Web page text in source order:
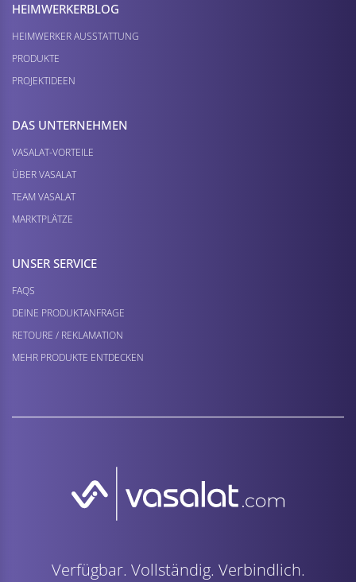
HEIMWERKER­BLOG
HEIMWERKER AUSSTATTUNG
PRODUKTE
PROJEKTIDEEN
DAS UNTERNEHMEN
VASALAT-VORTEILE
ÜBER VASALAT
TEAM VASALAT
MARKTPLÄTZE
UNSER SERVICE
FAQS
DEINE PRODUKTANFRAGE
RETOURE / REKLAMATION
MEHR PRODUKTE ENTDECKEN
Verfügbar. Vollständig. Verbindlich.